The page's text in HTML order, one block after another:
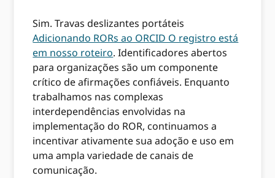
Sim. Travas deslizantes portáteis
Adicionando RORs ao ORCID O registro está
em nosso roteiro. Identificadores abertos
para organizações são um componente
crítico de afirmações confiáveis. Enquanto
trabalhamos nas complexas
interdependências envolvidas na
implementação do ROR, continuamos a
incentivar ativamente sua adoção e uso em
uma ampla variedade de canais de
comunicação.